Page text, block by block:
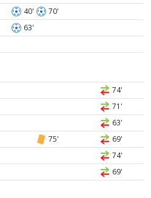
40' 70'
63'
74'
71'
63'
75' 69'
74'
69'